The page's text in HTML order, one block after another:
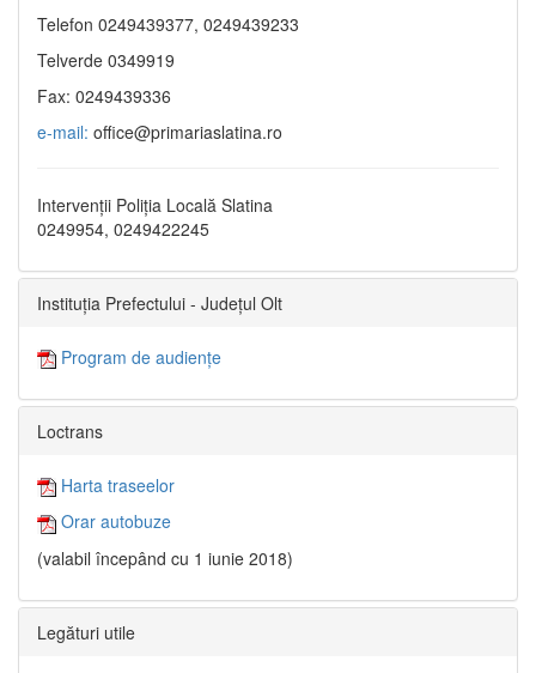
Telefon 0249439377, 0249439233
Telverde 0349919
Fax: 0249439336
e-mail: office@primariaslatina.ro
Intervenții Poliția Locală Slatina
0249954, 0249422245
Instituția Prefectului - Județul Olt
Program de audiențe
Loctrans
Harta traseelor
Orar autobuze
(valabil începând cu 1 iunie 2018)
Legături utile